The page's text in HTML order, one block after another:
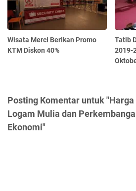
Wisata Merci Berikan Promo
KTM Diskon 40%
Tatib
2019-
Posting Komentar untuk "Harga
Logam Mulia dan
Ekonomi"